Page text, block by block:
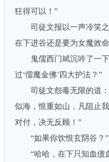
狂得可以！”
司徒文报以一声冷笑之
在下进谷还是要为女魔效
鬼儒西门斌沉吟了一下
过‘儒魔金佛’四大护法？”
司徒文怨毒无限的道：
似海，恨重如山，凡阻止
对付，决无反顾！”
“如果你饮恨玄阴谷？”
“哈哈，在下只知血债